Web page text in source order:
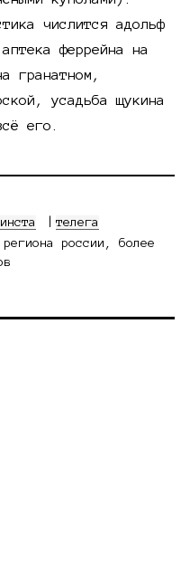
числится адольф
феррейна на
гранатном,
усадьба щукина
его.
инста
телега
россии, более